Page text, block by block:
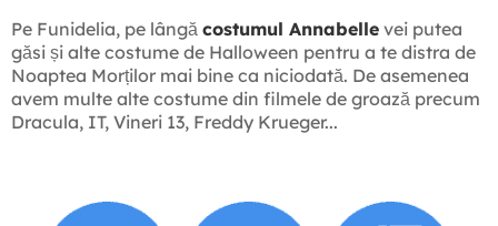
Pe Funidelia, pe lângă costumul Annabelle vei putea
găsi și alte costume de Halloween pentru a te distra de
Noaptea Morților mai bine ca niciodată. De asemenea
avem multe alte costume din filmele de groază precum
Dracula, IT, Vineri 13, Freddy Krueger...